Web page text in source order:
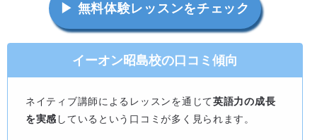
▶ 無料体験レッスンをチェック
イーオン昭島校の口コミ傾向
ネイティブ講師によるレッスンを通じて英語力の成長
を実感 しているという口コミが多く見られます。